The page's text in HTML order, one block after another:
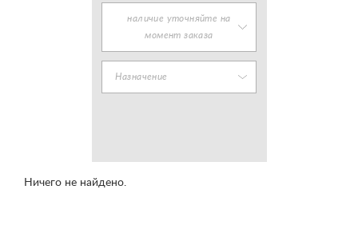
наличие уточняйте на
момент заказа
Назначение
Ничего не найдено.